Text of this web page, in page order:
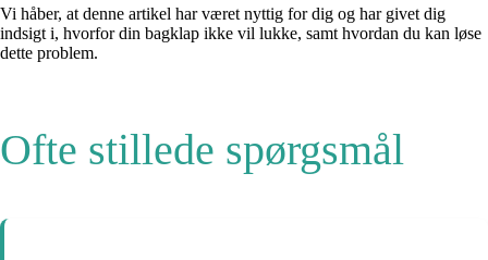
Vi håber, at denne artikel har været nyttig for dig og har givet dig
indsigt i, hvorfor din bagklap ikke vil lukke, samt hvordan du kan løse
dette problem.
Ofte stillede spørgsmål